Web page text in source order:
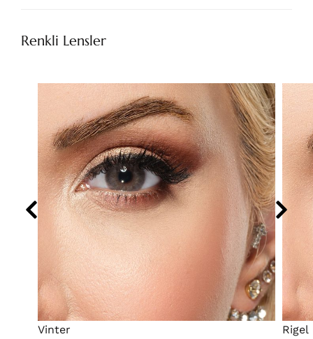
Renkli Lensler
Vinter Rigel